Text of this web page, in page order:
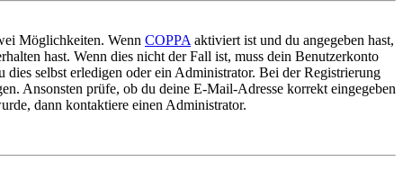
Möglichkeiten. Wenn COPPA aktiviert ist und du angegeben hast,
hast. Wenn dies nicht der Fall ist, muss dein Benutzerkonto
selbst erledigen oder ein Administrator. Bei der Registrierung
Ansonsten prüfe, ob du deine E-Mail-Adresse korrekt eingegeben
dann kontaktiere einen Administrator.